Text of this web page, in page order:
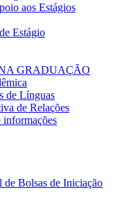
aos Estágios
Estágio
GRADUAÇÃO
de Línguas
de Relações
informações
Bolsas de Iniciação